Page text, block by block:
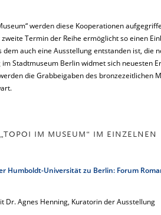
werden diese Kooperationen
Termin der Reihe ermöglicht so einen
dem auch eine Ausstellung entstanden ist, die
Stadtmuseum Berlin widmet sich neuesten
die Grabbeigaben des bronzezeitlichen
IM MUSEUM“ IM EINZELNEN
Humboldt-Universität zu Berlin: Forum
Dr. Agnes Henning, Kuratorin der Ausstellung